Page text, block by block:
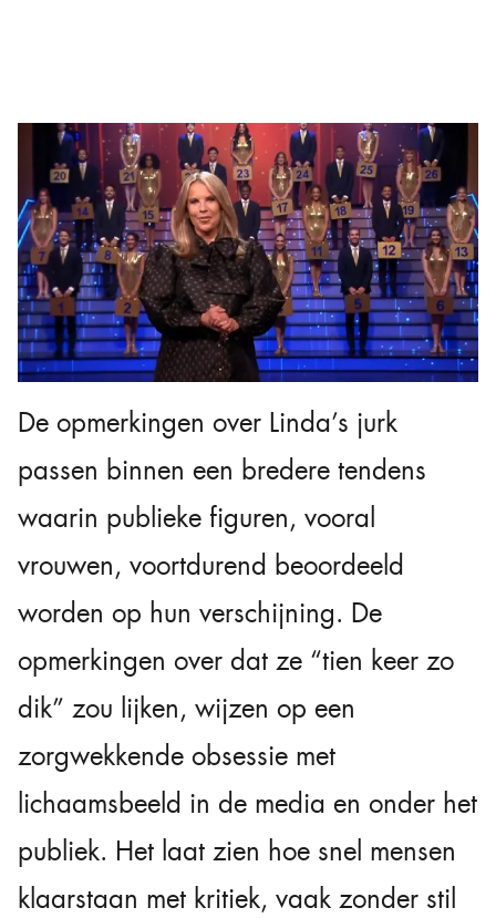
De opmerkingen over Linda’s jurk
passen binnen een bredere tendens
waarin publieke figuren, vooral
vrouwen, voortdurend beoordeeld
worden op hun verschijning. De
opmerkingen over dat ze “tien keer zo
dik” zou lijken, wijzen op een
zorgwekkende obsessie met
lichaamsbeeld in de media en onder het
publiek. Het laat zien hoe snel mensen
klaarstaan met kritiek, vaak zonder stil